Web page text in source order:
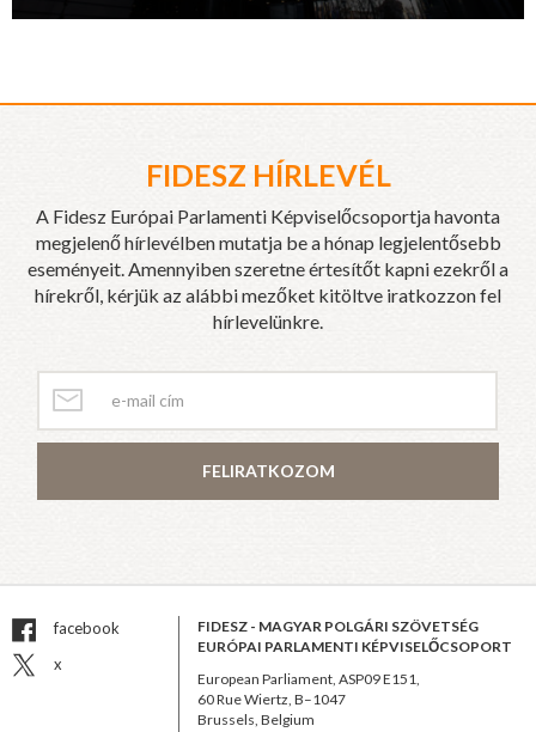
FIDESZ HÍRLEVÉL
A Fidesz Európai Parlamenti Képviselőcsoportja havonta
megjelenő hírlevélben mutatja be a hónap legjelentősebb
eseményeit. Amennyiben szeretne értesítőt kapni ezekről a
hírekről, kérjük az alábbi mezőket kitöltve iratkozzon fel
hírlevelünkre.
FELIRATKOZOM
facebook
x
FIDESZ - MAGYAR POLGÁRI SZÖVETSÉG
EURÓPAI PARLAMENTI KÉPVISELŐCSOPORT
European Parliament, ASP09 E151,
60 Rue Wiertz, B–1047
Brussels, Belgium